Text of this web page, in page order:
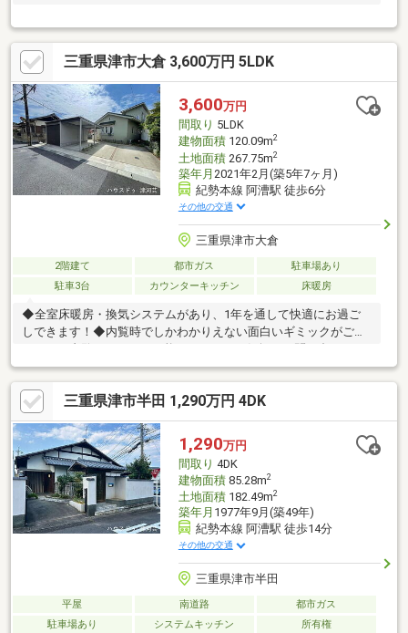
三重県津市大倉 3,600万円 5LDK
3,600万円
間取り 5LDK
建物面積120.09m2
土地面積267.75m2
築年月 2021年2月(築5年7ヶ月)
紀勢本線 阿漕駅 徒歩6分
その他の交通
三重県津市大倉
2階建て 都市ガス
駐車場あり
駐車3台
カウンターキッチン 床暖房
◆全室床暖房・換気システムがあり、1年を通して快適にお過ご
しできます！◆内覧時でしかわかりえない面白いギミックがござ
ださいませ
三重県津市半田 1,290万円 4DK
1,290万円
間取り 4DK
建物面積85.28m2
土地面積182.49m2
築年月 1977年9月(築49年)
紀勢本線 阿漕駅 徒歩14分
その他の交通
三重県津市半田
平屋 南道路
都市ガス
駐車場あり
システムキッチン 所有権